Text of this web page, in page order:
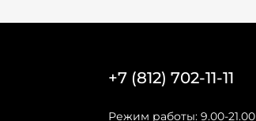
+7 (812) 702-11-11
Режим работы: 9.00-21.00